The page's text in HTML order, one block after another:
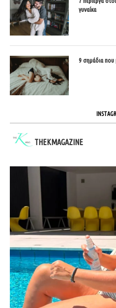
γυναίκα
9 σημάδια που
THEKMAGAZINE